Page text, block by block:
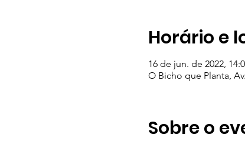
Horário e
16 de jun. de 2022,
O Bicho que Planta,
Sobre o